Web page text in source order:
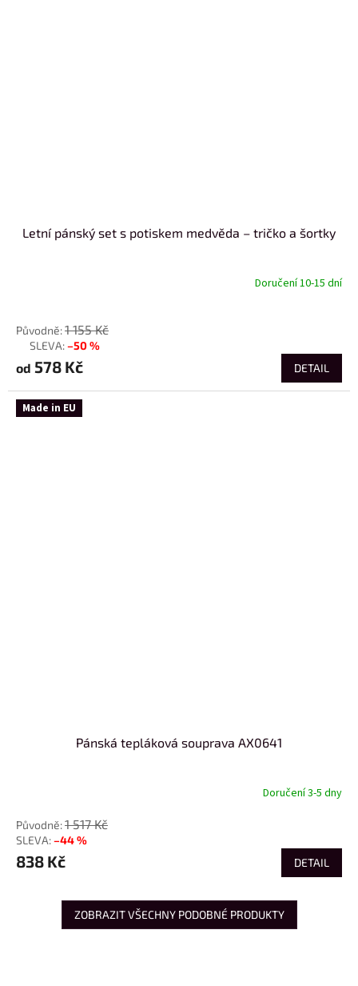
Letní pánský set s potiskem medvěda – tričko a šortky
Doručení 10-15 dní
1 155 Kč
–50 %
od 578 Kč DETAIL
Made in EU
Pánská tepláková souprava AX0641
Doručení 3-5 dny
1 517 Kč
–44 %
838 Kč DETAIL
ZOBRAZIT VŠECHNY PODOBNÉ PRODUKTY